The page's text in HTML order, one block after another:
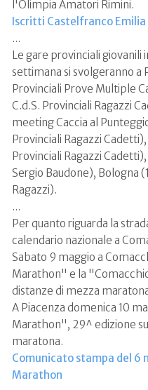
l'Olimpia Amatori Rimini.
Iscritti Castelfranco Emilia
...
Le gare provinciali
settimana si svolgeranno a
Provinciali Prove Multiple
C.d.S. Provinciali Ragazzi
meeting Caccia al
Provinciali Ragazzi
Provinciali Ragazzi
Sergio Baudone), Bologna
Ragazzi).
...
Per quanto riguarda la
calendario nazionale a
Sabato 9 maggio a
Marathon" e la
distanze di mezza
A Piacenza domenica 10
Marathon", 29^ edizione
maratona.
Comunicato stampa del 6
Marathon